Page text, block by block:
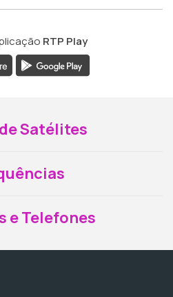
RTP Play
Satélites
e Telefones